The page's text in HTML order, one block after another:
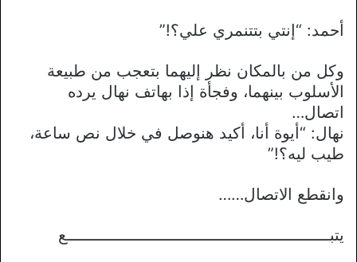
أحمد: “إنتي بتتنمري علي؟!”
وكل من بالمكان نظر إليهما بتعجب من طبيعة
الأسلوب بينهما، وفجأة إذا بهاتف نهال يرده
اتصال…
نهال: “أيوة أنا، أكيد هنوصل في خلال نص ساعة،
طيب ليه؟!”
وانقطع الاتصال……
يتبـــــــــــــــــــــــــــــــــــــــــــــــــــــــع